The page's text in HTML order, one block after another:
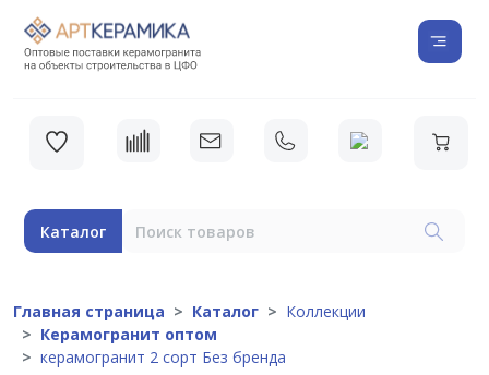
Каталог
Главная страница Каталог
Коллекции
Керамогранит оптом
керамогранит 2 сорт Без бренда